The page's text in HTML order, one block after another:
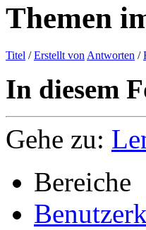
Themen
Titel /Erstellt von Antworten /
In diesem
Gehe zu:
Bereiche